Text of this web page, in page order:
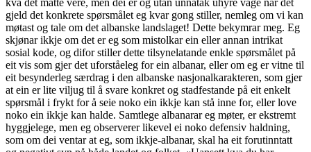
gjeld det konkrete spørsmålet eg kvar gong stiller, nemleg om vi kan
møtast og tale om det albanske landslaget! Dette bekymrar meg. Eg
skjønar ikkje om det er eg som mistolkar ein eller annan intrikat
sosial kode, og difor stiller dette tilsynelatande enkle spørsmålet på
eit vis som gjer det uforståeleg for ein albanar, eller om eg er vitne til
eit besynderleg særdrag i den albanske nasjonalkarakteren, som gjer
at ein er lite viljug til å svare konkret og stadfestande på eit enkelt
spørsmål i frykt for å seie noko ein ikkje kan stå inne for, eller love
noko ein ikkje kan halde. Samtlege albanarar eg møter, er ekstremt
hyggjelege, men eg observerer likevel ei noko defensiv haldning,
som om dei ventar at eg, som ikkje-albanar, skal ha eit forutinntatt